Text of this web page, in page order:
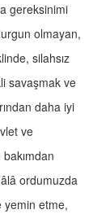
gereksinimi
olmayan,
silahsız
savaşmak ve
daha iyi
ve
ordumuzda
yemin etme,